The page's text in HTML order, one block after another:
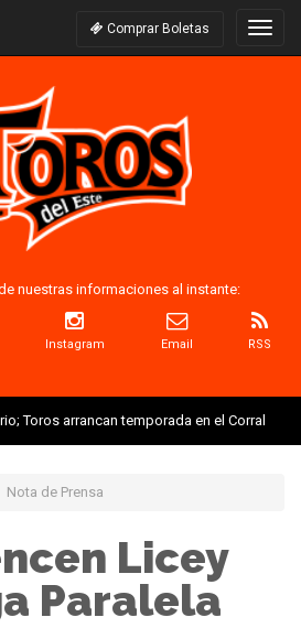
Comprar Boletas
nuestras informaciones al instante:
Instagram Email RSS
Toros arrancan temporada en el Corral
Nota de Prensa
Licey
Paralela